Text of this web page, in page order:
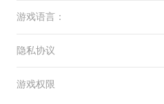
游戏语言：
隐私协议
游戏权限